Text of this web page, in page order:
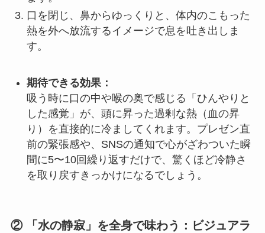
口を閉じ、鼻からゆっくりと、体内のこもった
熱を外へ放流するイメージで息を吐き出しま
す。
期待できる効果：
吸う時に口の中や喉の奥で感じる「ひんやりと
した感覚」が、頭に昇った過剰な熱（血の昇
り）を直接的に冷ましてくれます。プレゼン直
前の緊張感や、SNSの通知で心がざわついた瞬
間に5〜10回繰り返すだけで、驚くほど冷静さ
を取り戻すきっかけになるでしょう。
② 「水の静寂」を全身で味わう：ビジュアラ